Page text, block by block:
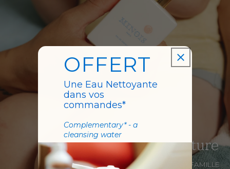
Senteurs signature
POUR TOUTE LA FAMILLE
OFFERT
Une Eau Nettoyante
dans vos
commandes*
Complementary* - a
cleansing water